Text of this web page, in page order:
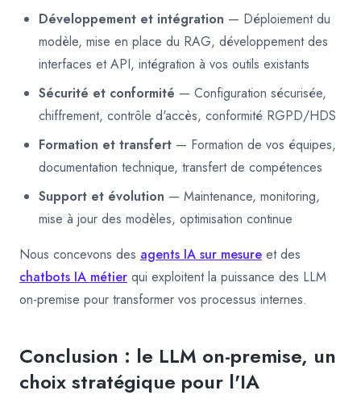
Développement et intégration — Déploiement du
modèle, mise en place du RAG, développement des
interfaces et API, intégration à vos outils existants
Sécurité et conformité — Configuration sécurisée,
chiffrement, contrôle d'accès, conformité RGPD/HDS
Formation et transfert — Formation de vos équipes,
documentation technique, transfert de compétences
Support et évolution — Maintenance, monitoring,
mise à jour des modèles, optimisation continue
Nous concevons des agents IA sur mesure et des
chatbots IA métier qui exploitent la puissance des LLM
on-premise pour transformer vos processus internes.
Conclusion : le LLM on-premise, un
choix stratégique pour l'IA